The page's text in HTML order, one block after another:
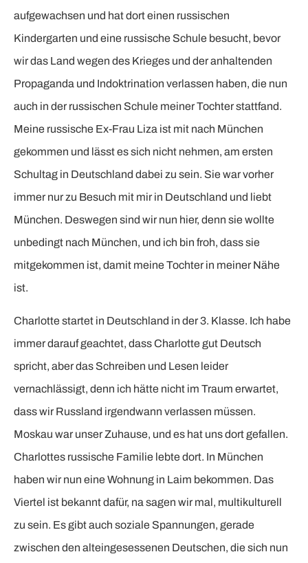
aufgewachsen und hat dort einen russischen
Kindergarten und eine russische Schule besucht, bevor
wir das Land wegen des Krieges und der anhaltenden
Propaganda und Indoktrination verlassen haben, die nun
auch in der russischen Schule meiner Tochter stattfand.
Meine russische Ex-Frau Liza ist mit nach München
gekommen und lässt es sich nicht nehmen, am ersten
Schultag in Deutschland dabei zu sein. Sie war vorher
immer nur zu Besuch mit mir in Deutschland und liebt
München. Deswegen sind wir nun hier, denn sie wollte
unbedingt nach München, und ich bin froh, dass sie
mitgekommen ist, damit meine Tochter in meiner Nähe
ist.
Charlotte startet in Deutschland in der 3. Klasse. Ich habe
immer darauf geachtet, dass Charlotte gut Deutsch
spricht, aber das Schreiben und Lesen leider
vernachlässigt, denn ich hätte nicht im Traum erwartet,
dass wir Russland irgendwann verlassen müssen.
Moskau war unser Zuhause, und es hat uns dort gefallen.
Charlottes russische Familie lebte dort. In München
haben wir nun eine Wohnung in Laim bekommen. Das
Viertel ist bekannt dafür, na sagen wir mal, multikulturell
zu sein. Es gibt auch soziale Spannungen, gerade
zwischen den alteingesessenen Deutschen, die sich nun